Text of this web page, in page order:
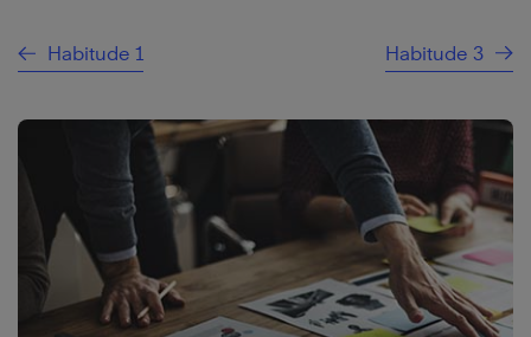
Habitude 1 Habitude 3